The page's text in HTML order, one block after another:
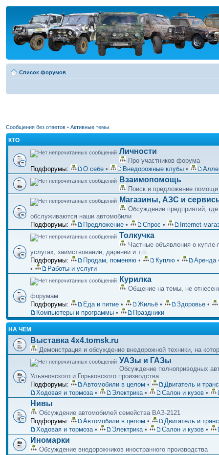
Список форумов
Сообщения без ответов • Активные темы
КТО
Личности
Про участников форума
Подфорумы:
О себе • Внедорожные клубы •
Взаимопомощь
Поиск и предложение помощи
Магазины, АЗС и
Обсуждение предприятий, где
обслуживаются наши автомобили
Подфорумы:
Предложение • Спрос • Internet-
Толкучка
Частные объявления о
услугах, заимствовании, дарении и т.п.
Подфорумы:
Продам, поменяю • Куплю • Аренда
•
Работы и услуги
Курилка
Общение на темы, не
форумам
Подфорумы:
Еда и питие • Жильё • Здоровье •
Компьютеры и программы • Праздники
НА ЧЕМ
Выставка 4x4.tomsk.ru
Демонстрация и обсуждение внедорожной техники, на
УАЗы и ГАЗы
Обсуждение полноприводных
Ульяновского и Горьковского производства
Подфорумы:
Автомобили в целом •
Двигатель и
Ходовая и тормоза • Электрика • Салон и кузов •
Нивы
Обсуждение автомобилей семейства ВАЗ-2121
Подфорумы:
Автомобили в целом •
Двигатель и
Ходовая и тормоза • Электрика • Салон и кузов •
Иномарки
Обсуждение внедорожников иностранного производства